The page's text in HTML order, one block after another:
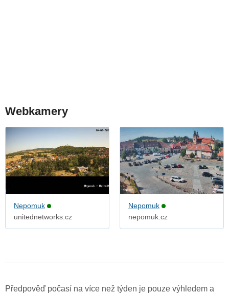
Webkamery
Nepomuk
unitednetworks.cz
Nepomuk
nepomuk.cz
Předpověď počasí na více než týden je pouze výhledem a